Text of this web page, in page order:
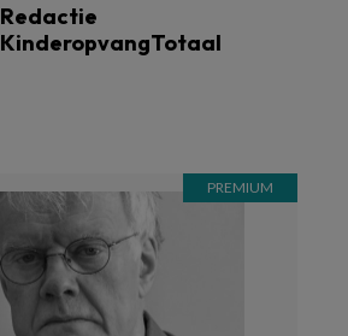
Redactie
KinderopvangTotaal